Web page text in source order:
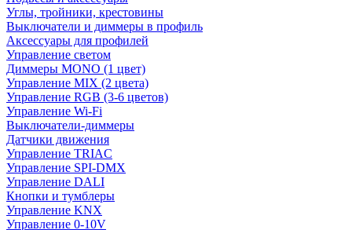
Углы, тройники, крестовины
Выключатели и диммеры в профиль
Аксессуары для профилей
Управление светом
Диммеры MONO (1 цвет)
Управление MIX (2 цвета)
Управление RGB (3-6 цветов)
Управление Wi-Fi
Выключатели-диммеры
Датчики движения
Управление TRIAC
Управление SPI-DMX
Управление DALI
Кнопки и тумблеры
Управление KNX
Управление 0-10V